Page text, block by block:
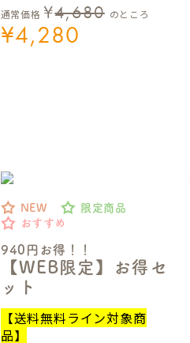
通常価格 ¥4,680 のところ
¥4,280
940円お得！！
【WEB限定】お得セ
ット
NEW
限定商品
おすすめ
【送料無料ライン対象商
品】